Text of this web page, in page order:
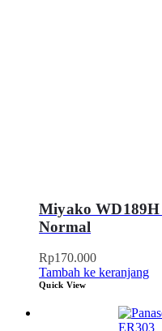
Miyako WD189H
Normal
Rp170.000
Tambah ke keranjang
Quick View